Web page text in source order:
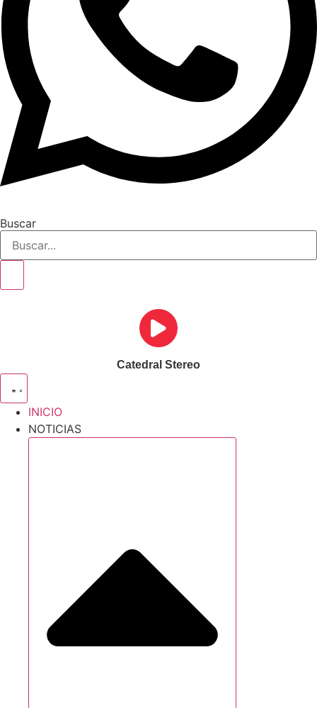
Buscar
Catedral Stereo
INICIO
NOTICIAS